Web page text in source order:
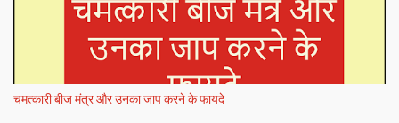
चमत्कारी बीज मंत्र और उनका जाप करने के फायदे